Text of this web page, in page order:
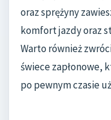
oraz sprężyny
komfort jazdy oraz
Warto również
świece zapłonowe,
po pewnym czasie